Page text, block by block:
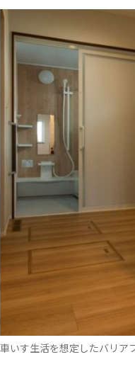
車いす生活を想定したバリア